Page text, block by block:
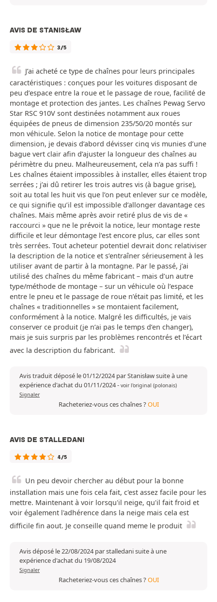
AVIS DE STANISŁAW
3/5
J’ai acheté ce type de chaînes pour leurs principales
caractéristiques : conçues pour les voitures disposant de
peu d’espace entre la roue et le passage de roue, facilité de
montage et protection des jantes. Les chaînes Pewag Servo
Star RSC 910V sont destinées notamment aux roues
équipées de pneus de dimension 235/50/20 montés sur
mon véhicule. Selon la notice de montage pour cette
dimension, je devais d’abord dévisser cinq vis munies d’une
bague vert clair afin d’ajuster la longueur des chaînes au
périmètre du pneu. Malheureusement, cela n’a pas suffi !
Les chaînes étaient impossibles à installer, elles étaient trop
serrées ; j’ai dû retirer les trois autres vis (à bague grise),
soit au total les huit vis que l’on peut enlever sur ce modèle,
ce qui signifie qu’il est impossible d’allonger davantage ces
chaînes. Mais même après avoir retiré plus de vis de «
raccourci » que ne le prévoit la notice, leur montage reste
difficile et leur démontage l’est encore plus, car elles sont
très serrées. Tout acheteur potentiel devrait donc relativiser
la description de la notice et s’entraîner sérieusement à les
utiliser avant de partir à la montagne. Par le passé, j’ai
utilisé des chaînes du même fabricant – mais d’un autre
type/méthode de montage – sur un véhicule où l’espace
entre le pneu et le passage de roue n’était pas limité, et les
chaînes « traditionnelles » se montaient facilement,
conformément à la notice. Malgré les difficultés, je vais
conserver ce produit (je n’ai pas le temps d’en changer),
mais je suis surpris par les problèmes rencontrés et l’écart
avec la description du fabricant.
Avis traduit déposé le 01/12/2024 par Stanisław suite à une
expérience d'achat du 01/11/2024- voir l'original (polonais)
Signaler
Racheteriez-vous ces chaînes ?OUI
AVIS DE STALLEDANI
4/5
Un peu devoir chercher au début pour la bonne
installation mais une fois cela fait, c'est assez facile pour les
mettre. Maintenant à voir lorsqu'il neige, qu'il fait froid et
voir également l'adhérence dans la neige mais cela est
difficile fin aout. Je conseille quand meme le produit
Avis déposé le 22/08/2024 par stalledani suite à une
expérience d'achat du 19/08/2024
Signaler
Racheteriez-vous ces chaînes ?OUI